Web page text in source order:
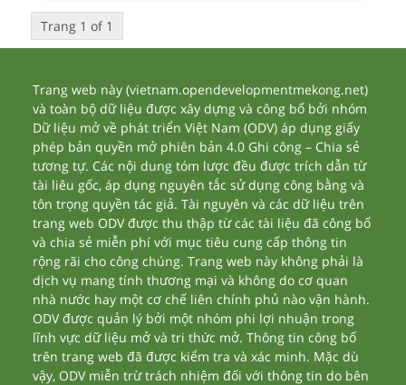
Trang 1 of 1
Trang web này (vietnam.opendevelopmentmekong.net)
và toàn bộ dữ liệu được xây dựng và công bố bởi nhóm
Dữ liệu mở về phát triển Việt Nam (ODV) áp dụng giấy
phép bản quyền mở phiên bản 4.0 Ghi công – Chia sẻ
tương tự. Các nội dung tóm lược đều được trích dẫn từ
tài liêu gốc, áp dụng nguyên tắc sử dụng công bằng và
tôn trọng quyền tác giả. Tài nguyên và các dữ liệu trên
trang web ODV được thu thập từ các tài liệu đã công bố
và chia sẻ miễn phí với mục tiêu cung cấp thông tin
rộng rãi cho công chúng. Trang web này không phải là
dịch vụ mang tính thương mại và không do cơ quan
nhà nước hay một cơ chế liên chính phủ nào vận hành.
ODV được quản lý bởi một nhóm phi lợi nhuận trong
lĩnh vực dữ liệu mở và tri thức mở. Thông tin công bố
trên trang web đã được kiểm tra và xác minh. Mặc dù
vậy, ODV miễn trừ trách nhiệm đối với thông tin do bên